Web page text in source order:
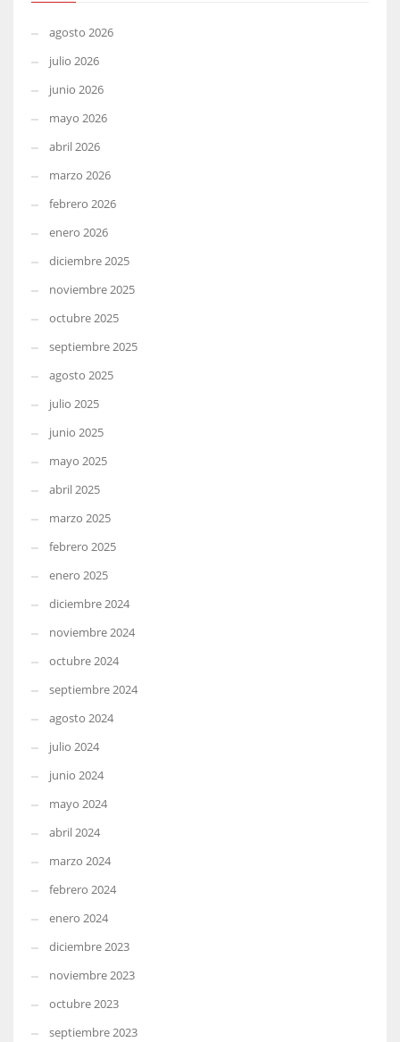
agosto 2026
julio 2026
junio 2026
mayo 2026
abril 2026
marzo 2026
febrero 2026
enero 2026
diciembre 2025
noviembre 2025
octubre 2025
septiembre 2025
agosto 2025
julio 2025
junio 2025
mayo 2025
abril 2025
marzo 2025
febrero 2025
enero 2025
diciembre 2024
noviembre 2024
octubre 2024
septiembre 2024
agosto 2024
julio 2024
junio 2024
mayo 2024
abril 2024
marzo 2024
febrero 2024
enero 2024
diciembre 2023
noviembre 2023
octubre 2023
septiembre 2023